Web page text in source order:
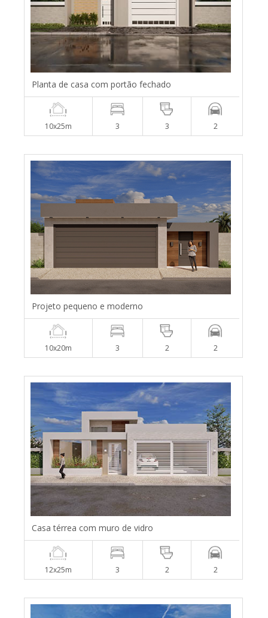
Planta de casa com portão fechado
10x25m 3 3 2
Projeto pequeno e moderno
10x20m 3 2 2
Casa térrea com muro de vidro
12x25m 3 2 2